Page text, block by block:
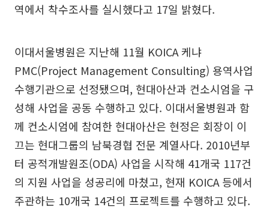
역에서 착수조사를 실시했다고 17일 밝혔다.
이대서울병원은 지난해 11월 KOICA 케냐
PMC(Project Management Consulting) 용역사업
수행기관으로 선정됐으며, 현대아산과 컨소시엄을 구
성해 사업을 공동 수행하고 있다. 이대서울병원과 함
께 컨소시엄에 참여한 현대아산은 현정은 회장이 이
끄는 현대그룹의 남북경협 전문 계열사다. 2010년부
터 공적개발원조(ODA) 사업을 시작해 41개국 117건
의 지원 사업을 성공리에 마쳤고, 현재 KOICA 등에서
주관하는 10개국 14건의 프로젝트를 수행하고 있다.